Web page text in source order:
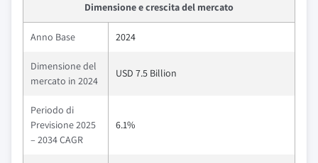
Dimensione e crescita del mercato
Anno Base 2024
Dimensione del
mercato in 2024
USD 7.5 Billion
Periodo di
Previsione 2025
– 2034 CAGR
6.1%